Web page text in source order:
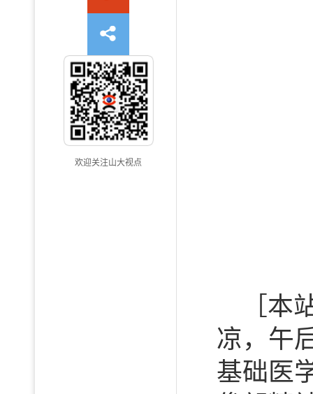
欢迎关注山大视点
［本
凉，午
基础医